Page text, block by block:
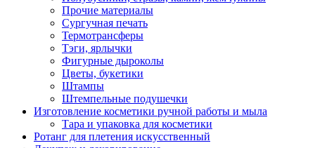
Прочие материалы
Сургучная печать
Термотрансферы
Тэги, ярлычки
Фигурные дыроколы
Цветы, букетики
Штампы
Штемпельные подушечки
Изготовление косметики ручной работы и мыла
Тара и упаковка для косметики
Ротанг для плетения искусственный